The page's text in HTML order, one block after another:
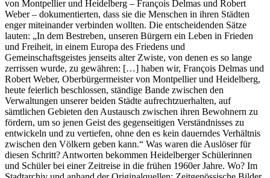
von Montpellier und Heidelberg – François Delmas und Robert
Weber – dokumentierten, dass sie die Menschen in ihren Städten
enger miteinander verbinden wollten. Die entscheidenden Sätze
lauten: „In dem Bestreben, unseren Bürgern ein Leben in Frieden
und Freiheit, in einem Europa des Friedens und
Gemeinschaftsgeistes jenseits alter Zwiste, von denen es so lange
zerrissen wurde, zu gewähren: […] haben wir, François Delmas und
Robert Weber, Oberbürgermeister von Montpellier und Heidelberg,
heute feierlich beschlossen, ständige Bande zwischen den
Verwaltungen unserer beiden Städte aufrechtzuerhalten, auf
sämtlichen Gebieten den Austausch zwischen ihren Bewohnern zu
fördern, um so jenen Geist des gegenseitigen Verständnisses zu
entwickeln und zu vertiefen, ohne den es kein dauerndes Verhältnis
zwischen den Völkern geben kann.“ Was waren die Auslöser für
diesen Schritt? Antworten bekommen Heidelberger Schülerinnen
und Schüler bei einer Zeitreise in die frühen 1960er Jahre. Wo? Im